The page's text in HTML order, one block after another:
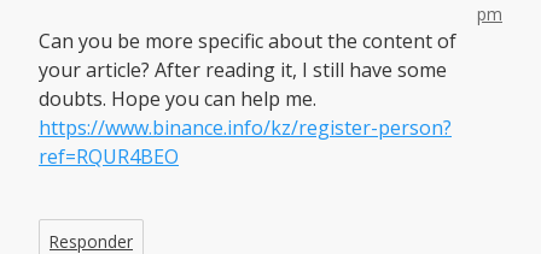
pm
Can you be more specific about the content of
your article? After reading it, I still have some
doubts. Hope you can help me.
https://www.binance.info/kz/register-person?
ref=RQUR4BEO
Responder